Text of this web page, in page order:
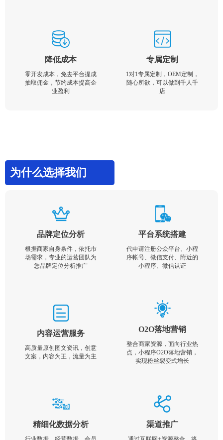
降低成本
零开发成本，免去平台提成
抽取佣金，节约成本提高企
业盈利
专属定制
1对1专属定制，OEM定制，
随心所欲，可以做到千人千
店
为什么选择我们
品牌定位分析
根据商家自身条件，依托市
场需求，专业的运营团队为
您品牌定位分析推广
平台系统搭建
代申请注册公众平台、小程
序帐号、微信支付、附近的
小程序、微信认证
内容运营服务
高质量原创图文资讯，创意
文案，内容为王，流量为主
O2O落地营销
整合商家资源，面向行业热
点，小程序O2O落地营销，
实现粉丝裂变式增长
精细化数据分析 渠道推广